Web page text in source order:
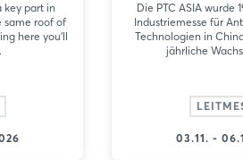
key part in
same roof of
here you'll
Die PTC ASIA wurde
Industriemesse für
Technologien in
jährliche
03.11. -